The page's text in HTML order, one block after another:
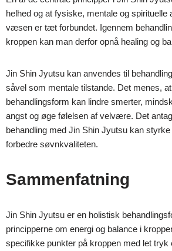
helhed og at fysiske, mentale og spirituelle
væsen er tæt forbundet. Igennem
kroppen kan man derfor opnå healing og
Jin Shin Jyutsu kan anvendes til
såvel som mentale tilstande. Det menes,
behandlingsform kan lindre smerter,
angst og øge følelsen af velvære. Det
behandling med Jin Shin Jyutsu kan
forbedre søvnkvaliteten.
Sammenfatning
Jin Shin Jyutsu er en holistisk
principperne om energi og balance i
specifikke punkter på kroppen med let tryk